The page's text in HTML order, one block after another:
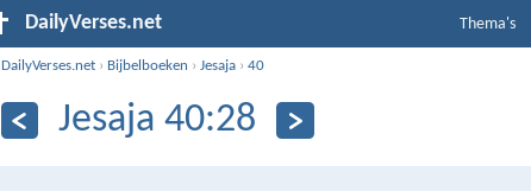
DailyVerses.net Thema's
DailyVerses.net › Bijbelboeken ›Jesaja ›40
Jesaja 40:28